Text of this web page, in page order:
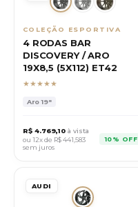
COLEÇÃO ESPORTIVA
4 RODAS BAR
DISCOVERY / ARO
19X8,5 (5X112) ET42
★★★★★
Aro19"
R$ 4.769,10 à vista
ou 12x de R$441,583
sem juros
10% OFF
AUDI